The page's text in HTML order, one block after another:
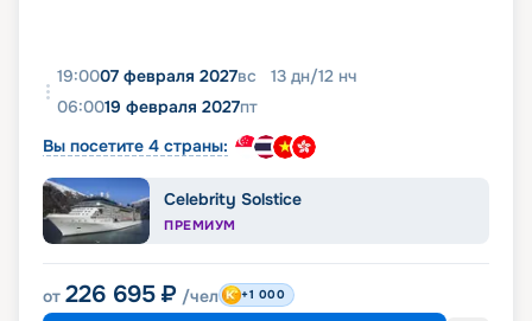
19:0007 февраля 2027вс 13 дн/12 нч
06:0019 февраля 2027пт
Вы посетите 4 страны:
Celebrity Solstice
ПРЕМИУМ
от 226 695 ₽ /чел +1 000